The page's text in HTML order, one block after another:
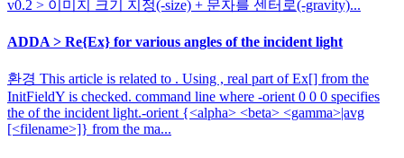
v0.2 > 이미지 크기 지정(-size) + 문자를 센터로(-gravity)...
ADDA > Re{Ex} for various angles of the incident light
환경 This article is related to . Using , real part of Ex[] from the
InitFieldY is checked. command line where -orient 0 0 0 specifies
the of the incident light.-orient {<alpha> <beta> <gamma>|avg
[<filename>]} from the ma...